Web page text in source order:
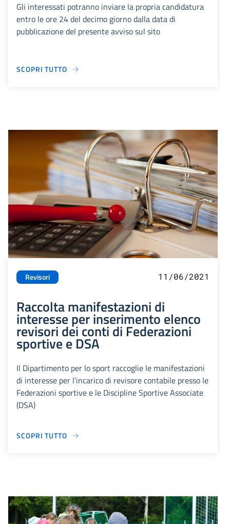
Gli interessati potranno inviare la propria candidatura
entro le ore 24 del decimo giorno dalla data di
pubblicazione del presente avviso sul sito
SCOPRI TUTTO
Revisori 11/06/2021
Raccolta manifestazioni di
interesse per inserimento elenco
revisori dei conti di Federazioni
sportive e DSA
Il Dipartimento per lo sport raccoglie le manifestazioni
di interesse per l’incarico di revisore contabile presso le
Federazioni sportive e le Discipline Sportive Associate
(DSA)
SCOPRI TUTTO